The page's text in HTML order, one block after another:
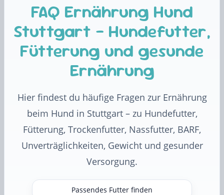
FAQ Ernährung Hund
Stuttgart – Hundefutter,
Fütterung und gesunde
Ernährung
Hier findest du häufige Fragen zur Ernährung
beim Hund in Stuttgart – zu Hundefutter,
Fütterung, Trockenfutter, Nassfutter, BARF,
Unverträglichkeiten, Gewicht und gesunder
Versorgung.
Passendes Futter finden